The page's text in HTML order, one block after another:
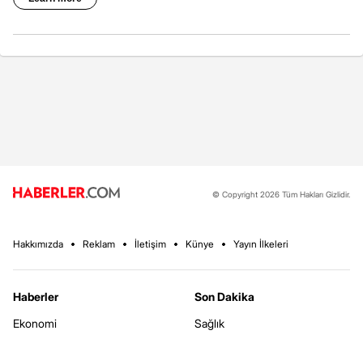
© Copyright 2026 Tüm Hakları Gizlidir.
Hakkımızda Reklam İletişim Künye Yayın İlkeleri
Haberler
Ekonomi
Son Dakika
Sağlık